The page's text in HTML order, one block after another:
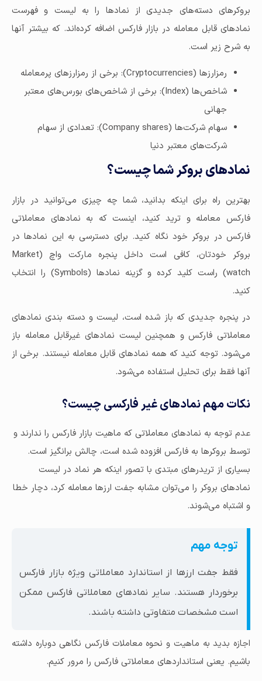
بروکرهای دسته‌های جدیدی از نمادها را به لیست و فهرست
نمادهای قابل معامله در بازار فارکس اضافه کرده‌اند. که بیشتر آنها
به شرح زیر است.
رمزارزها (Cryptocurrencies): برخی از رمزارزهای پرمعامله
شاخص‌ها (Index): برخی از شاخص‌های بورس‌های معتبر
جهانی
سهام شرکت‌ها (Company shares): تعدادی از سهام
شرکت‌های معتبر دنیا
نمادهای بروکر شما چیست؟
بهترین راه برای اینکه بدانید، شما چه چیزی می‌توانید در بازار
فارکس معامله و ترید کنید، اینست که به نمادهای معاملاتی
فارکس در بروکر خود نگاه کنید. برای دسترسی به این نمادها در
بروکر خودتان، کافی است داخل پنجره مارکت واچ (Market
watch) راست کلید کرده و گزینه نمادها (Symbols) را انتخاب
کنید.
در پنجره جدیدی که باز شده است، لیست و دسته بندی نمادهای
معاملاتی فارکس و همچنین لیست نمادهای غیرقابل معامله باز
می‌شود. توجه کنید که همه نمادهای قابل معامله نیستند. برخی از
آنها فقط برای تحلیل استفاده می‌شود.
نکات مهم نمادهای غیر فارکسی چیست؟
عدم توجه به نمادهای معاملاتی که ماهیت بازار فارکس را ندارند و
توسط بروکرها به فارکس افزوده شده است، چالش برانگیز است.
بسیاری از تریدرهای مبتدی با تصور اینکه هر نماد در لیست
نمادهای بروکر را می‌توان مشابه جفت ارزها معامله کرد، دچار خطا
و اشتباه می‌شوند.
توجه مهم
فقط جفت ارزها از استاندارد معاملاتی ویژه بازار فارکس
برخوردار هستند. سایر نمادهای معاملاتی فارکس ممکن
است مشخصات متفاوتی داشته باشند.
اجازه بدید به ماهیت و نحوه معاملات فارکس نگاهی دوباره داشته
باشیم. یعنی استانداردهای معاملاتی فارکس را مرور کنیم.